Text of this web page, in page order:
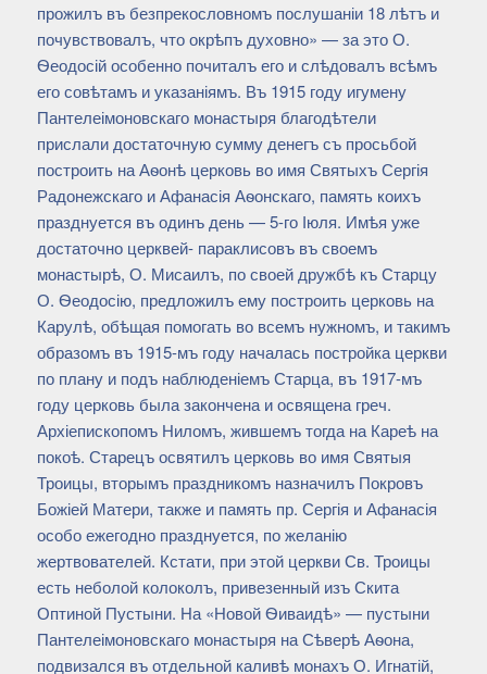
прожилъ въ безпрекословномъ послушаніи 18 лѣтъ и
почувствовалъ, что окрѣпъ духовно» — за это О.
Ѳеодосій особенно почиталъ его и слѣдовалъ всѣмъ
его совѣтамъ и указаніямъ. Въ 1915 году игумену
Пантелеімоновскаго монастыря благодѣтели
прислали достаточную сумму денегъ съ просьбой
построить на Аѳонѣ церковь во имя Святыхъ Сергія
Радонежскаго и Афанасія Аѳонскаго, память коихъ
празднуется въ одинъ день — 5-го Іюля. Имѣя уже
достаточно церквей- параклисовъ въ своемъ
монастырѣ, О. Мисаилъ, по своей дружбѣ къ Старцу
О. Ѳеодосію, предложилъ ему построить церковь на
Карулѣ, обѣщая помогать во всемъ нужномъ, и такимъ
образомъ въ 1915-мъ году началась постройка церкви
по плану и подъ наблюденіемъ Старца, въ 1917-мъ
году церковь была закончена и освящена греч.
Архіепископомъ Ниломъ, жившемъ тогда на Кареѣ на
покоѣ. Старецъ освятилъ церковь во имя Святыя
Троицы, вторымъ праздникомъ назначилъ Покровъ
Божіей Матери, также и память пр. Сергія и Афанасія
особо ежегодно празднуется, по желанію
жертвователей. Кстати, при этой церкви Св. Троицы
есть неболой колоколъ, привезенный изъ Скита
Оптиной Пустыни. На «Новой Ѳиваидѣ» — пустыни
Пантелеімоновскаго монастыря на Сѣверѣ Аѳона,
подвизался въ отдельной каливѣ монахъ О. Игнатій,